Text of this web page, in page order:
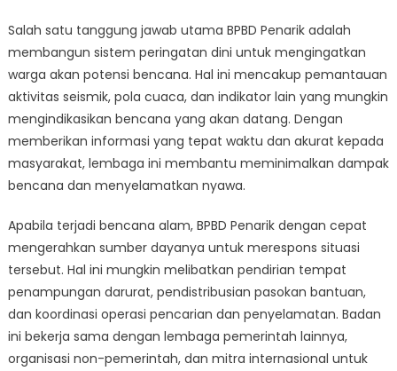
Salah satu tanggung jawab utama BPBD Penarik adalah
membangun sistem peringatan dini untuk mengingatkan
warga akan potensi bencana. Hal ini mencakup pemantauan
aktivitas seismik, pola cuaca, dan indikator lain yang mungkin
mengindikasikan bencana yang akan datang. Dengan
memberikan informasi yang tepat waktu dan akurat kepada
masyarakat, lembaga ini membantu meminimalkan dampak
bencana dan menyelamatkan nyawa.
Apabila terjadi bencana alam, BPBD Penarik dengan cepat
mengerahkan sumber dayanya untuk merespons situasi
tersebut. Hal ini mungkin melibatkan pendirian tempat
penampungan darurat, pendistribusian pasokan bantuan,
dan koordinasi operasi pencarian dan penyelamatan. Badan
ini bekerja sama dengan lembaga pemerintah lainnya,
organisasi non-pemerintah, dan mitra internasional untuk